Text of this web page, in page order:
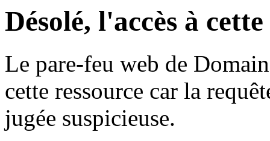
Désolé, l'accès à
Le pare-feu web de
cette ressource car la
jugée suspicieuse.